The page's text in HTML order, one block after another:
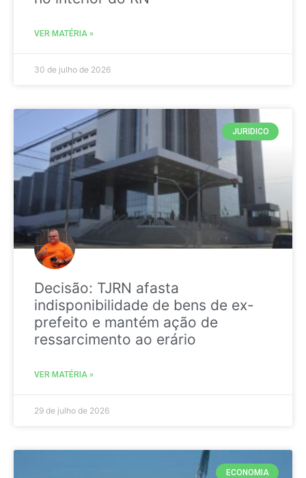
VER MATÉRIA »
30 de julho de 2026
JURIDICO
Decisão: TJRN afasta
indisponibilidade de bens de ex-
prefeito e mantém ação de
ressarcimento ao erário
VER MATÉRIA »
29 de julho de 2026
ECONOMIA